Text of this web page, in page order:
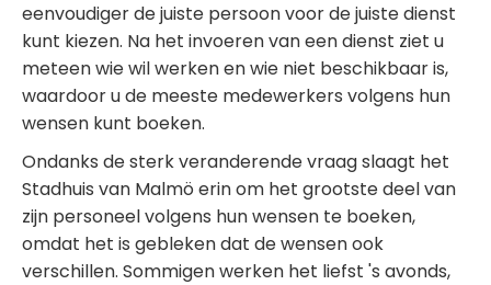
eenvoudiger de juiste persoon voor de juiste dienst
kunt kiezen. Na het invoeren van een dienst ziet u
meteen wie wil werken en wie niet beschikbaar is,
waardoor u de meeste medewerkers volgens hun
wensen kunt boeken.
Ondanks de sterk veranderende vraag slaagt het
Stadhuis van Malmö erin om het grootste deel van
zijn personeel volgens hun wensen te boeken,
omdat het is gebleken dat de wensen ook
verschillen. Sommigen werken het liefst 's avonds,